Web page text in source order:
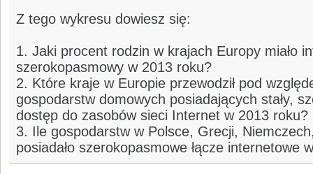
Z tego wykresu dowiesz się:
1. Jaki procent rodzin w krajach Europy miało
szerokopasmowy w 2013 roku?
2. Które kraje w Europie przewodził pod
gospodarstw domowych posiadających stały,
dostęp do zasobów sieci Internet w 2013 roku?
3. Ile gospodarstw w Polsce, Grecji,
posiadało szerokopasmowe łącze internetowe